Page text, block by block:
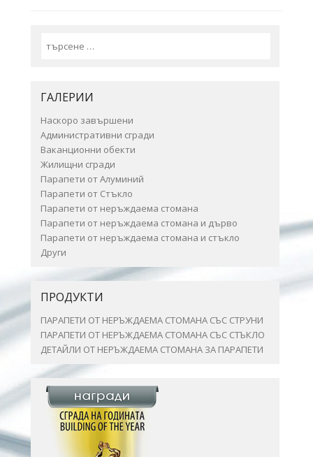
ГАЛЕРИИ
Наскоро завършени
Административни сгради
Ваканционни обекти
Жилищни сгради
Парапети от Алуминий
Парапети от Стъкло
Парапети от неръждаема стомана
Парапети от неръждаема стомана и дърво
Парапети от неръждаема стомана и стъкло
Други
ПРОДУКТИ
ПАРАПЕТИ ОТ НЕРЪЖДАЕМА СТОМАНА СЪС СТРУНИ
ПАРАПЕТИ ОТ НЕРЪЖДАЕМА СТОМАНА СЪС СТЪКЛО
ДЕТАЙЛИ ОТ НЕРЪЖДАЕМА СТОМАНА ЗА ПАРАПЕТИ